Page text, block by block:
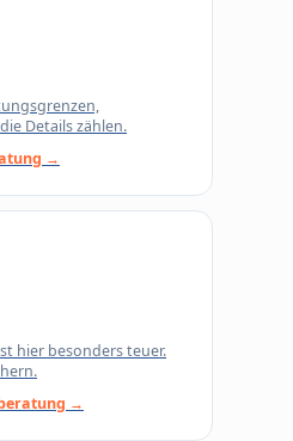
Details zählen.
→
hier besonders teuer.
→